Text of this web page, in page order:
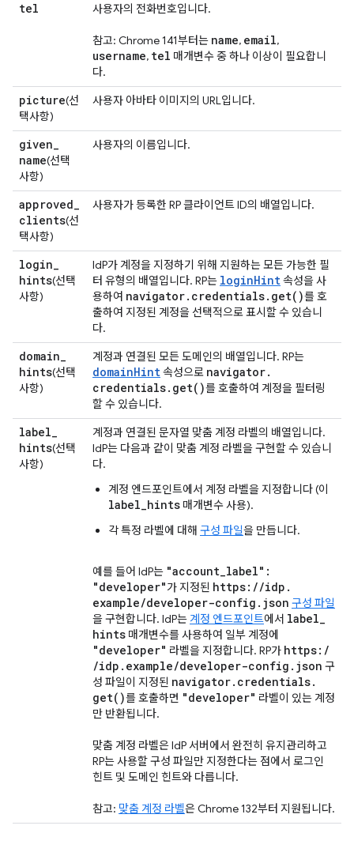
tel 사용자의 전화번호입니다.
참고: Chrome 141부터는 name, email,
username, tel 매개변수 중 하나 이상이 필요합니
다.
picture(선
택사항)
사용자 아바타 이미지의 URL입니다.
given_
name(선택
사항)
사용자의 이름입니다.
approved_
clients(선
택사항)
사용자가 등록한 RP 클라이언트 ID의 배열입니다.
login_
hints(선택
사항)
IdP가 계정을 지정하기 위해 지원하는 모든 가능한 필
터 유형의 배열입니다. RP는 loginHint속성을 사
용하여 navigator. credentials. get( )를 호
출하여 지정된 계정을 선택적으로 표시할 수 있습니
다.
domain_
hints(선택
사항)
계정과 연결된 모든 도메인의 배열입니다. RP는
domainHint속성으로 navigator.
credentials. get( )를 호출하여 계정을 필터링
할 수 있습니다.
label_
hints(선택
사항)
계정과 연결된 문자열 맞춤 계정 라벨의 배열입니다.
IdP는 다음과 같이 맞춤 계정 라벨을 구현할 수 있습니
다.
계정 엔드포인트에서 계정 라벨을 지정합니다 (이
label_hints 매개변수 사용).
각 특정 라벨에 대해 구성 파일을 만듭니다.
예를 들어 IdP는 "account_label":
"developer"가 지정된 https: //idp .
example/developer-config . json 구성 파일
을 구현합니다. IdP는 계정 엔드포인트에서 label_
hints 매개변수를 사용하여 일부 계정에
"developer" 라벨을 지정합니다. RP가 https: /
/idp . example/developer-config . json 구
성 파일이 지정된 navigator. credentials.
get( )를 호출하면 "developer" 라벨이 있는 계정
만 반환됩니다.
맞춤 계정 라벨은 IdP 서버에서 완전히 유지관리하고
RP는 사용할 구성 파일만 지정한다는 점에서 로그인
힌트 및 도메인 힌트와 다릅니다.
참고: 맞춤 계정 라벨은 Chrome 132부터 지원됩니다.